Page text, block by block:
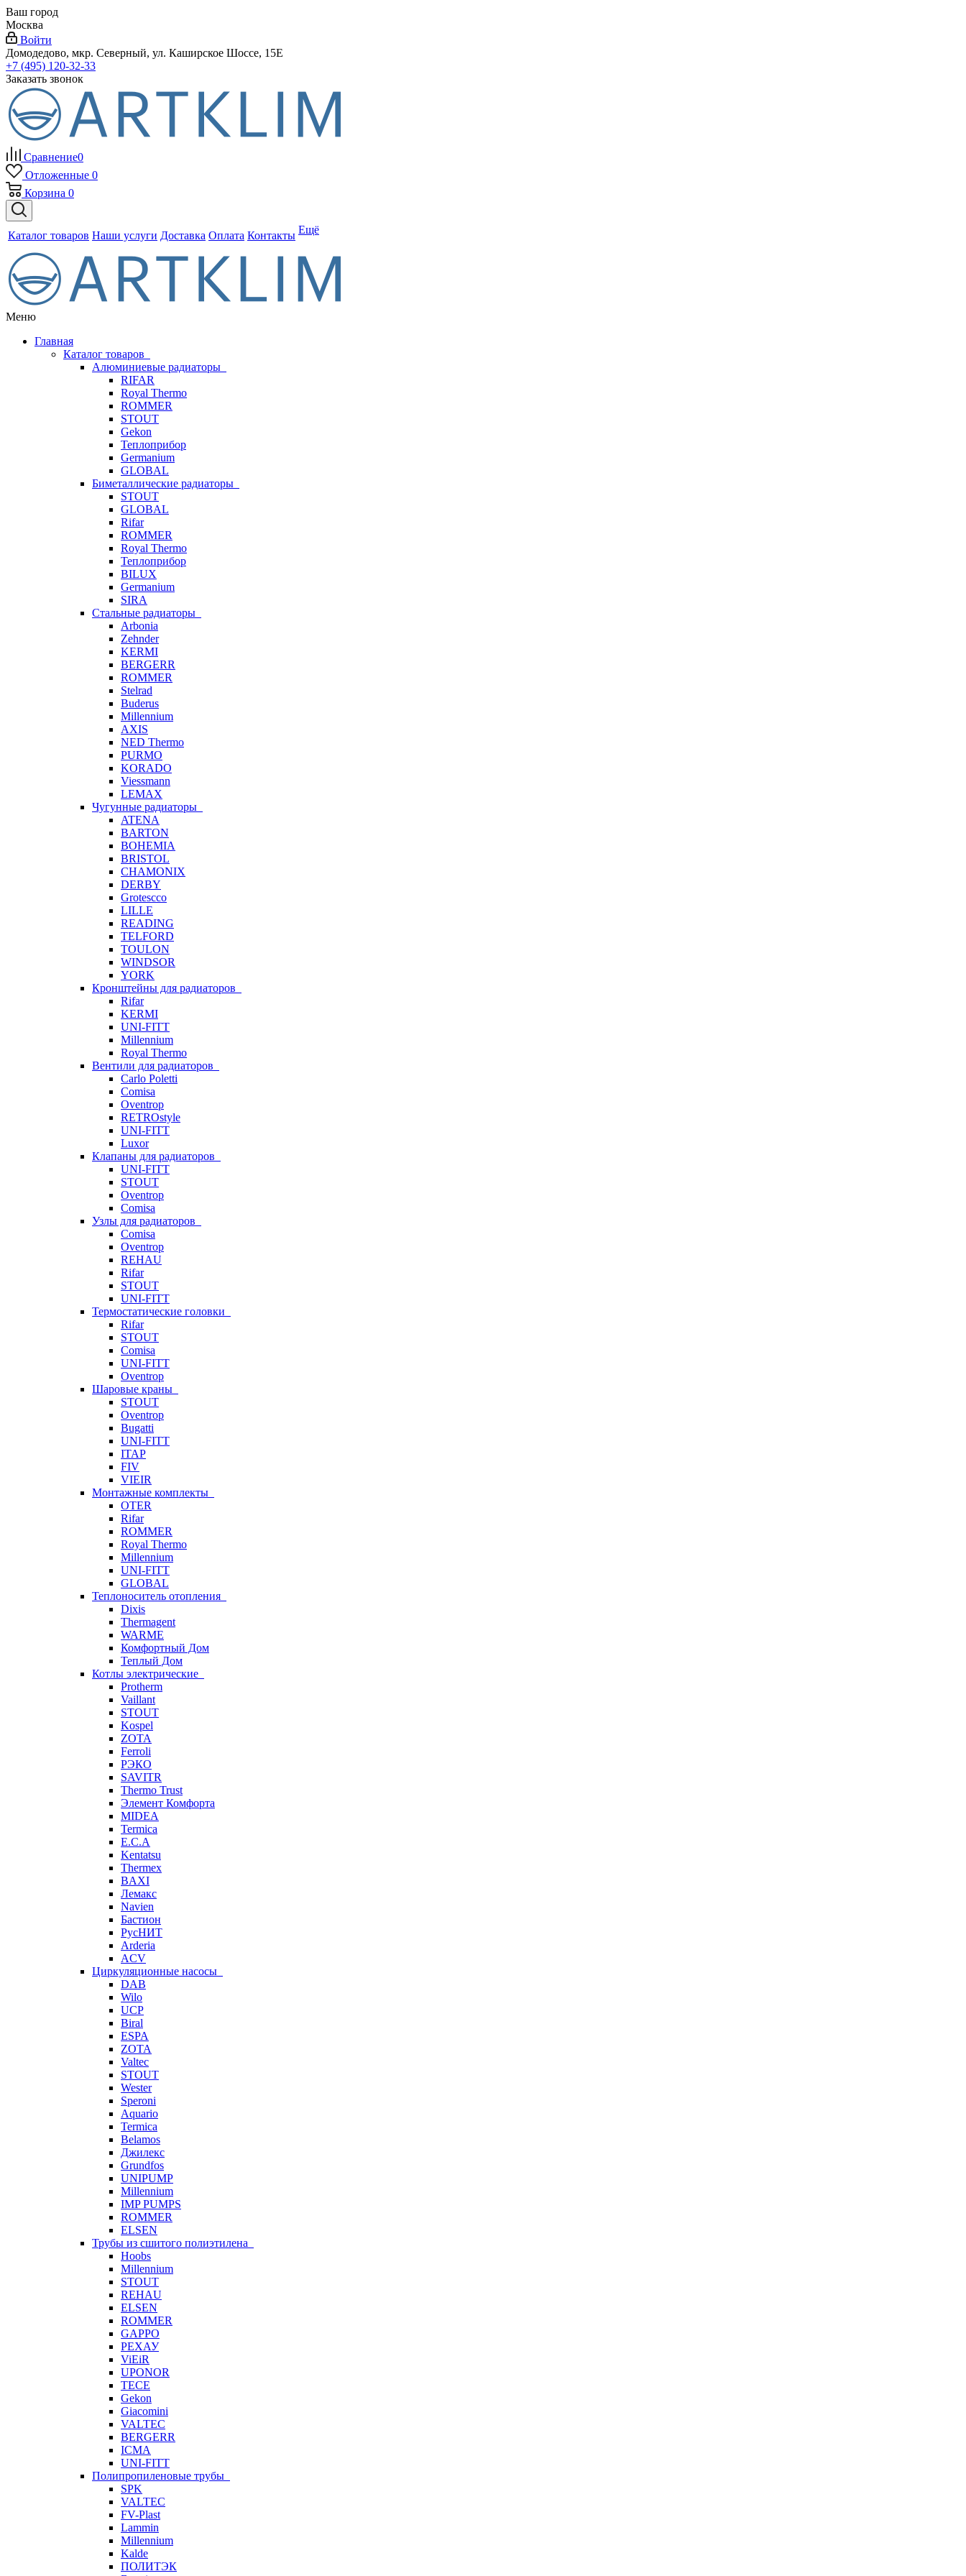
Ваш город
Москва
Войти
Домодедово, мкр. Северный, ул. Каширское Шоссе, 15Е
+7 (495) 120-32-33
Заказать звонок
Сравнение0
Отложенные 0
Корзина 0
Каталог товаров Наши услуги Доставка Оплата Контакты Ещё
Меню
Главная
Каталог товаров
Алюминиевые радиаторы
RIFAR
Royal Thermo
ROMMER
STOUT
Gekon
Теплоприбор
Germanium
GLOBAL
Биметаллические радиаторы
STOUT
GLOBAL
Rifar
ROMMER
Royal Thermo
Теплоприбор
BILUX
Germanium
SIRA
Стальные радиаторы
Arbonia
Zehnder
KERMI
BERGERR
ROMMER
Stelrad
Buderus
Millennium
AXIS
NED Thermo
PURMO
KORADO
Viessmann
LEMAX
Чугунные радиаторы
ATENA
BARTON
BOHEMIA
BRISTOL
CHAMONIX
DERBY
Grotescco
LILLE
READING
TELFORD
TOULON
WINDSOR
YORK
Кронштейны для радиаторов
Rifar
KERMI
UNI-FITT
Millennium
Royal Thermo
Вентили для радиаторов
Carlo Poletti
Comisa
Oventrop
RETROstyle
UNI-FITT
Luxor
Клапаны для радиаторов
UNI-FITT
STOUT
Oventrop
Comisa
Узлы для радиаторов
Comisa
Oventrop
REHAU
Rifar
STOUT
UNI-FITT
Термостатические головки
Rifar
STOUT
Comisa
UNI-FITT
Oventrop
Шаровые краны
STOUT
Oventrop
Bugatti
UNI-FITT
ITAP
FIV
VIEIR
Монтажные комплекты
OTER
Rifar
ROMMER
Royal Thermo
Millennium
UNI-FITT
GLOBAL
Теплоноситель отопления
Dixis
Thermagent
WARME
Комфортный Дом
Теплый Дом
Котлы электрические
Protherm
Vaillant
STOUT
Kospel
ZOTA
Ferroli
РЭКО
SAVITR
Thermo Trust
Элемент Комфорта
MIDEA
Termica
E.C.A
Kentatsu
Thermex
BAXI
Лемакс
Navien
Бастион
РусНИТ
Arderia
ACV
Циркуляционные насосы
DAB
Wilo
UCP
Biral
ESPA
ZOTA
Valtec
STOUT
Wester
Speroni
Aquario
Termica
Belamos
Джилекс
Grundfos
UNIPUMP
Millennium
IMP PUMPS
ROMMER
ELSEN
Трубы из сшитого полиэтилена
Hoobs
Millennium
STOUT
REHAU
ELSEN
ROMMER
GAPPO
РЕХАУ
ViEiR
UPONOR
TECE
Gekon
Giacomini
VALTEC
BERGERR
ICMA
UNI-FITT
Полипропиленовые трубы
SPK
VALTEC
FV-Plast
Lammin
Millennium
Kalde
ПОЛИТЭК